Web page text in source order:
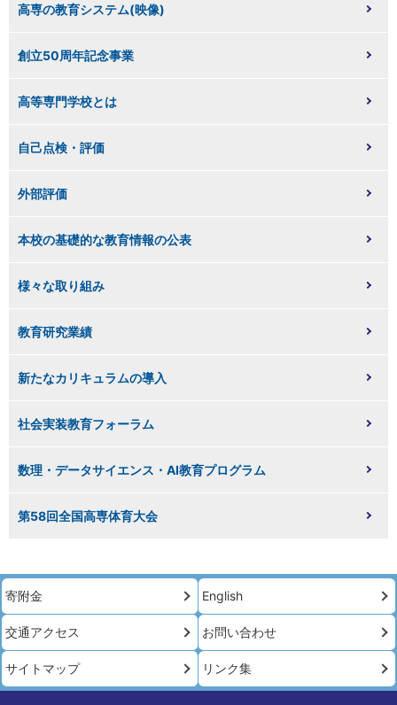
高専の教育システム(映像)
創立50周年記念事業
高等専門学校とは
自己点検・評価
外部評価
本校の基礎的な教育情報の公表
様々な取り組み
教育研究業績
新たなカリキュラムの導入
社会実装教育フォーラム
数理・データサイエンス・AI教育プログラム
第58回全国高専体育大会
寄附金 English
交通アクセス お問い合わせ
サイトマップ リンク集